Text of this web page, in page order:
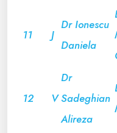
11 J
Dr Ionescu
Daniela
12 V
Dr
Sadeghian
Alireza